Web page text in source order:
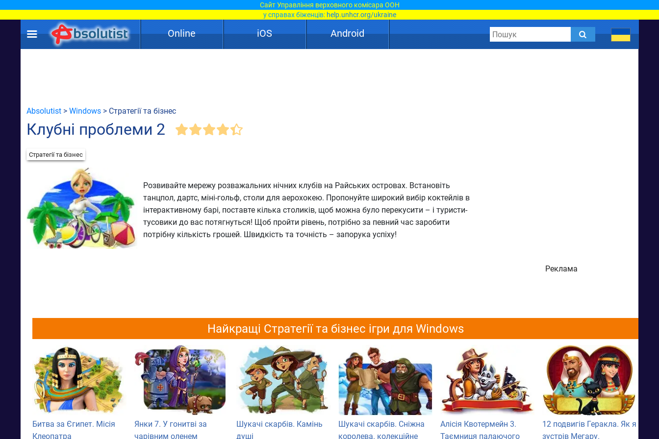
Сайт Управління верховного комісара ООН
у справах біженців: help.unhcr.org/ukraine
Online iOS Android
Absolutist > Windows > Стратегії та бізнес
Клубні проблеми 2
Стратегії та бізнес
Розвивайте мережу розважальних нічних клубів на Райських островах. Встановіть
танцпол, дартс, міні-гольф, столи для аерохокею. Пропонуйте широкий вибір коктейлів в
інтерактивному барі, поставте кілька столиків, щоб можна було перекусити – і туристи-
тусовики до вас потягнуться! Щоб пройти рівень, потрібно за певний час заробити
потрібну кількість грошей. Швидкість та точність – запорука успіху!
Реклама
Найкращі Стратегії та бізнес ігри для Windows
Битва за Єгипет. Місія
Клеопатра
Янки 7. У гонитві за
чарівним оленем
Шукачі скарбів. Камінь
душі
Шукачі скарбів. Сніжна
королева. колекційне
Алісія Квотермейн 3.
Таємниця палаючого
12 подвигів Геракла. Як я
зустрів Мегару.